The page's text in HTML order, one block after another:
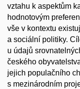
vztahu k aspektům
hodnotovým
vše v kontextu
a sociální politiky.
u údajů
českého
jejich populačního
s mezinárodním